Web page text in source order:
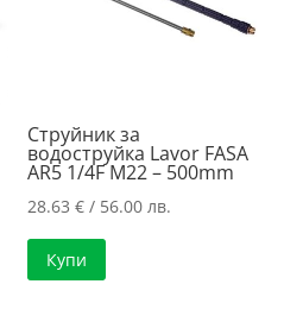
Струйник за
водоструйка Lavor FASA
AR5 1/4F M22 – 500mm
28.63€ / 56.00 лв.
Купи